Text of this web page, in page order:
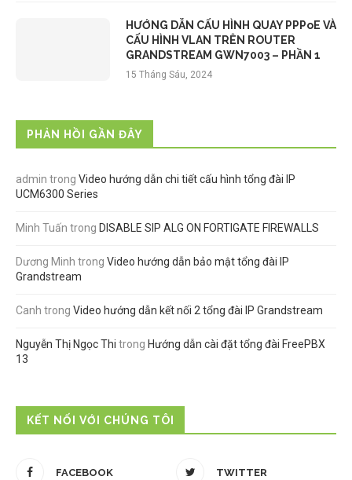
HƯỚNG DẪN CẤU HÌNH QUAY PPPoE VÀ
CẤU HÌNH VLAN TRÊN ROUTER
GRANDSTREAM GWN7003 – PHẦN 1
15 Tháng Sáu, 2024
PHẢN HỒI GẦN ĐÂY
admin trong Video hướng dẫn chi tiết cấu hình tổng đài IP
UCM6300 Series
Minh Tuấn trong DISABLE SIP ALG ON FORTIGATE FIREWALLS
Dương Minh trong Video hướng dẫn bảo mật tổng đài IP
Grandstream
Canh trong Video hướng dẫn kết nối 2 tổng đài IP Grandstream
Nguyễn Thị Ngọc Thi trong Hướng dẫn cài đặt tổng đài FreePBX
13
KẾT NỐI VỚI CHÚNG TÔI
FACEBOOK TWITTER